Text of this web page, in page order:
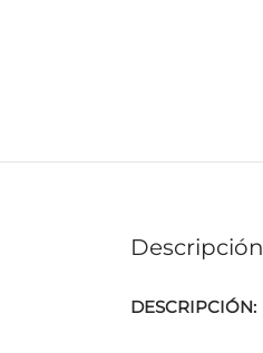
Descripción
DESCRIPCIÓN: